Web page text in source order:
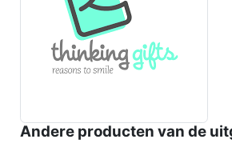
Andere producten van de